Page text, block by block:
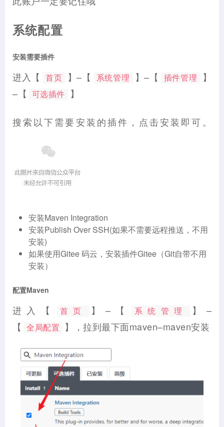
系统配置
安装需要插件
进入【 首页 】–【 系统管理 】–【 插件管理
】
–【
可选插件 】
搜索以下需要安装的插件，点击安装即可。
安装Maven Integration
安装Publish Over SSH(如果不需要远程推送，不用
安装)
如果使用Gitee 码云，安装插件Gitee（Git自带不用
安装）
配置Maven
进入【 首页 】–【 系统管理
】–
【
全局配置 】，拉到最下面maven–maven安装